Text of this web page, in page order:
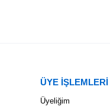
ÜYE İŞLEMLERİ
Üyeliğim